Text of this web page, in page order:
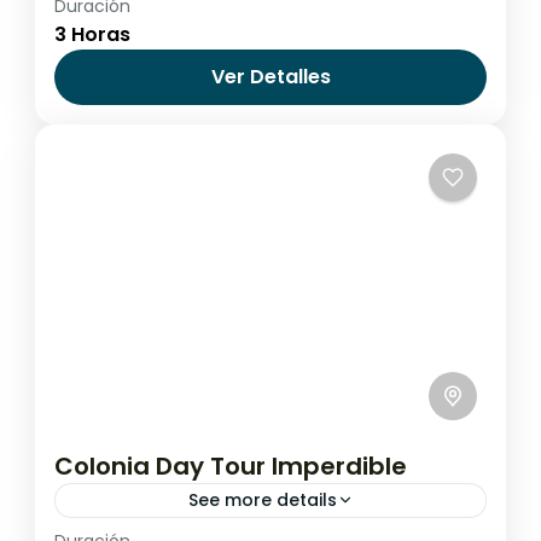
Argentina
Duración
3 Horas
Ver Detalles
Colonia Day Tour Imperdible
See more details